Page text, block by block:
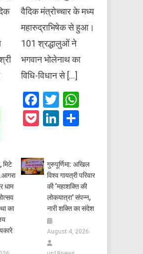
WhatsApp
वैदिक मंत्रोच्चार के मध्य
महारुद्राभिषेक से हुआ।
101 श्रद्धालुओं ने
भगवान भोलेनाथ का
विधि-विधान से […]
Facebook
Twitter
PocketLinkedIn
मिटे
धाम
का
गुरुपूर्णिमा: अखिल
विश्व गायत्री परिवार
की ‘महाशक्ति की
लोकयात्रा’ संपन्न,
नारी शक्ति का संदेश
August 4, 2026